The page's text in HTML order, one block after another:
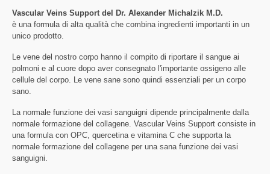
Vascular Veins Support del Dr. Alexander Michalzik M.D.
è una formula di alta qualità che combina ingredienti importanti in un
unico prodotto.
Le vene del nostro corpo hanno il compito di riportare il sangue ai
polmoni e al cuore dopo aver consegnato l'importante ossigeno alle
cellule del corpo. Le vene sane sono quindi essenziali per un corpo
sano.
La normale funzione dei vasi sanguigni dipende principalmente dalla
normale formazione del collagene. Vascular Veins Support consiste in
una formula con OPC, quercetina e vitamina C che supporta la
normale formazione del collagene per una sana funzione dei vasi
sanguigni.